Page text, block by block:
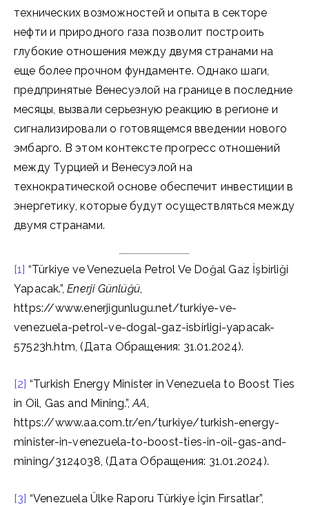
технических возможностей и опыта в секторе
нефти и природного газа позволит построить
глубокие отношения между двумя странами на
еще более прочном фундаменте. Однако шаги,
предпринятые Венесуэлой на границе в последние
месяцы, вызвали серьезную реакцию в регионе и
сигнализировали о готовящемся введении нового
эмбарго. В этом контексте прогресс отношений
между Турцией и Венесуэлой на
технократической основе обеспечит инвестиции в
энергетику, которые будут осуществляться между
двумя странами.
[1] “Türkiye ve Venezuela Petrol Ve Doğal Gaz İşbirliği
Yapacak.”,Enerji Günlüğü,
https://www.enerjigunlugu.net/turkiye-ve-
venezuela-petrol-ve-dogal-gaz-isbirligi-yapacak-
57523h.htm, (Дата Обращения: 31.01.2024).
[2] “Turkish Energy Minister in Venezuela to Boost Ties
in Oil, Gas and Mining.”,AA,
https://www.aa.com.tr/en/turkiye/turkish-energy-
minister-in-venezuela-to-boost-ties-in-oil-gas-and-
mining/3124038, (Дата Обращения: 31.01.2024).
[3] “Venezuela Ülke Raporu Türkiye İçin Fırsatlar”,